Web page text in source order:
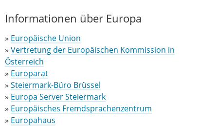
Informationen über Europa
» Europäische Union
» Vertretung der Europäischen Kommission in
Österreich
» Europarat
» Steiermark-Büro Brüssel
» Europa Server Steiermark
» Europäisches Fremdsprachenzentrum
» Europahaus